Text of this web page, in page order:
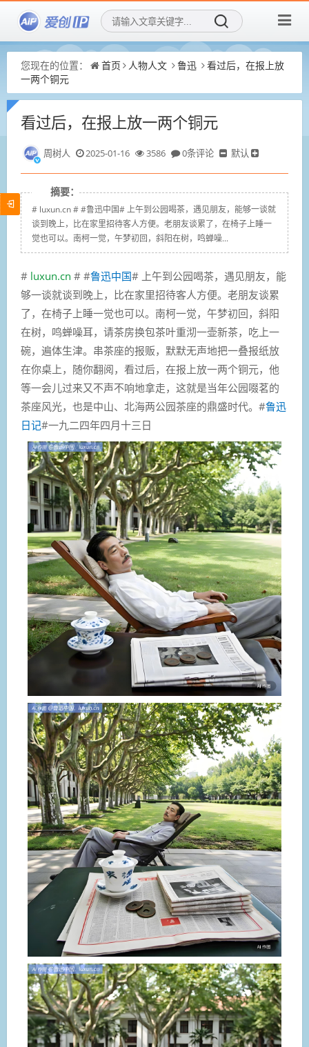
您现在的位置： 首页 人物人文 鲁迅
看过后，在报上放
一两个铜元
看过后，在报上放一两个铜元
周树人 2025-01-16 3586 0条评论 默认
摘要：
# luxun.cn # #鲁迅中国# 上午到公园喝茶，遇见朋友，能够一谈就
谈到晚上，比在家里招待客人方便。老朋友谈累了，在椅子上睡一
觉也可以。南柯一觉，午梦初回，斜阳在树，鸣蝉噪...
# luxun.cn # #鲁迅中国# 上午到公园喝茶，遇见朋友，能
够一谈就谈到晚上，比在家里招待客人方便。老朋友谈累
了，在椅子上睡一觉也可以。南柯一觉，午梦初回，斜阳
在树，鸣蝉噪耳，请茶房换包茶叶重沏一壶新茶，吃上一
碗，遍体生津。串茶座的报贩，默默无声地把一叠报纸放
在你桌上，随你翻阅，看过后，在报上放一两个铜元，他
等一会儿过来又不声不响地拿走，这就是当年公园啜茗的
茶座风光，也是中山、北海两公园茶座的鼎盛时代。#鲁迅
日记#一九二四年四月十三日